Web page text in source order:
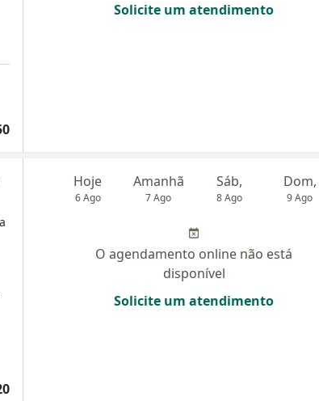
Solicite um atendimento
Hoje
6 Ago
Amanhã
7 Ago
Sáb,
8 Ago
Dom,
9 Ago
O agendamento online não está
disponível
Solicite um atendimento